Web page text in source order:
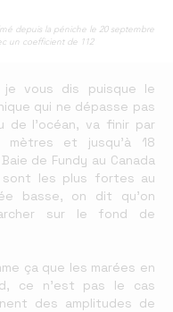
depuis la péniche le 20 septembre
un coefficient de 112
je vous dis puisque le
qui ne dépasse pas
de l’océan, va finir par
mètres et jusqu’à 18
de Fundy au Canada
sont les plus fortes au
basse, on dit qu’on
sur le fond de
ça que les marées en
ce n’est pas le cas
des amplitudes de